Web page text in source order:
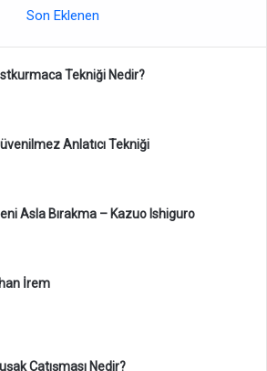
Son Eklenen
Tekniği Nedir?
Anlatıcı Tekniği
Asla Bırakma – Kazuo Ishiguro
İrem
Çatışması Nedir?